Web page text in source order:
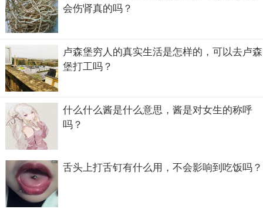
等丈夫出来，他们生了小女儿，这期间就是大量的创作和授
教过程。生活越来越好了丈夫却变地暴烈易怒，失去爱情的
叶嘉莹的生命中就只剩下两个女儿了。
会伤肾真的吗？
卢森堡穷人的真实生活是怎样的，可以去卢森
堡打工吗？
什么什么酱是什么意思，酱是对女生的称呼
吗？
舌头上打舌钉有什么用，不会影响到吃饭吗？